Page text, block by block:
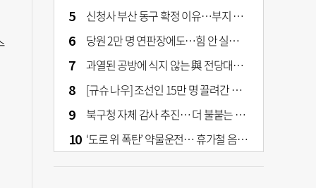
신청사 부산 동구 확정 이유…부지 용이성·접근성·집적 가능성이 운명 갈랐다 [해수부 북항 시대]
당원 2만 명 연판장에도…힘 안 실리는 ‘장동혁 사퇴’ 공세
과열된 공방에 식지 않는 與 전당대회… 호남·수도권 집중하는 후보들
[규슈 나우] 조선인 15만 명 끌려간 치쿠호 탄광… 대를 이은 진실 캐기
북구청 자체 감사 추진… 더 불붙는 북구 신청사 갈등
‘도로 위 폭탄’ 약물운전… 휴가철 음주와 병행 단속 [교통안전, 시민이 만든다]